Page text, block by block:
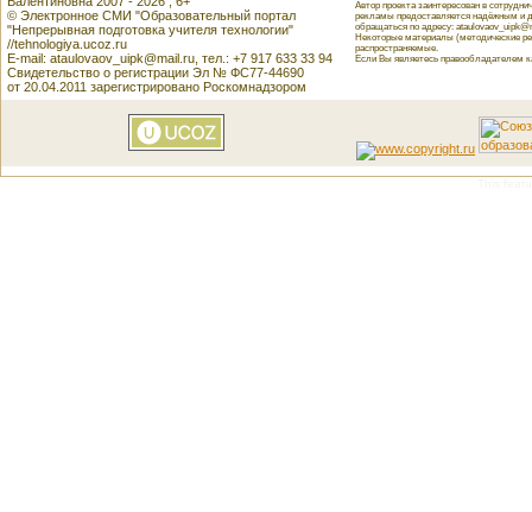
© Электронное СМИ "Образовательный портал
"Непрерывная подготовка учителя технологии"
//tehnologiya.ucoz.ru
E-mail: ataulovaov_uipk@mail.ru, тел.: +7 917 633 33 94
Свидетельство о регистрации Эл № ФС77-44690
от 20.04.2011 зарегистрировано Роскомнадзором
Автор проекта заинтересован в
рекламы предоставляется надёжным и
обращаться по адресу:
Некоторые материалы (методические
распространяемые.
Если Вы являетесь правообладателем